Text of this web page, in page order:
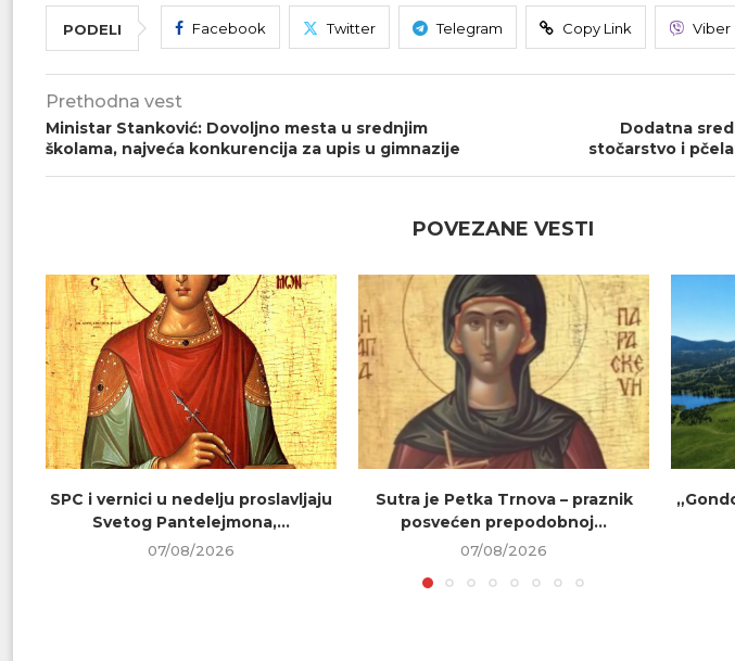
PODELI Facebook Twitter Telegram Copy Link Viber
Prethodna vest
Ministar Stanković: Dovoljno mesta u srednjim
školama, najveća konkurencija za upis u gimnazije
Dodatna
stočarstvo i
POVEZANE VESTI
SPC i vernici u nedelju proslavljaju
Svetog Pantelejmona,...
07/08/2026
Sutra je Petka Trnova – praznik
posvećen prepodobnoj...
07/08/2026